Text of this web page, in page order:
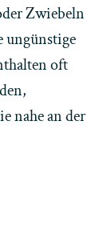
Zwiebeln
ungünstige
oft
nahe an der
typischer
gedeiht die